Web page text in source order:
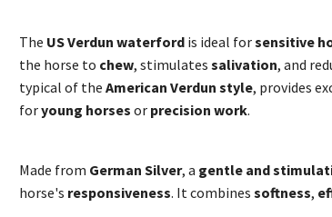
The US Verdun waterford is ideal forsensitive
the horse to chew, stimulates salivation, and
typical of the American Verdun style, provides
foryoung horses or precision work.
Made from German Silver, a gentle and
horse's responsiveness. It combines softness,